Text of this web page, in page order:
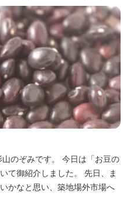
のぞみです。 今日は「お豆の
て御紹介しました。 先日、ま
かなと思い、築地場外市場へ